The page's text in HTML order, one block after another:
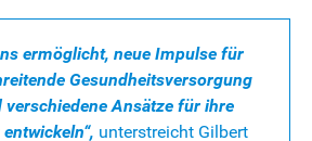
ermöglicht, neue Impulse für
Gesundheitsversorgung
Ansätze für ihre
unterstreicht Gilbert